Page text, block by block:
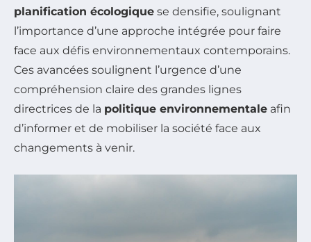
planification écologique se densifie, soulignant
l’importance d’une approche intégrée pour faire
face aux défis environnementaux contemporains.
Ces avancées soulignent l’urgence d’une
compréhension claire des grandes lignes
directrices de la politique environnementale afin
d’informer et de mobiliser la société face aux
changements à venir.